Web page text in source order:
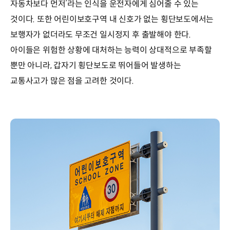
자동차보다 먼저’라는 인식을 운전자에게 심어줄 수 있는
것이다. 또한 어린이보호구역 내 신호가 없는 횡단보도에서는
보행자가 없더라도 무조건 일시정지 후 출발해야 한다.
아이들은 위험한 상황에 대처하는 능력이 상대적으로 부족할
뿐만 아니라, 갑자기 횡단보도로 뛰어들어 발생하는
교통사고가 많은 점을 고려한 것이다.